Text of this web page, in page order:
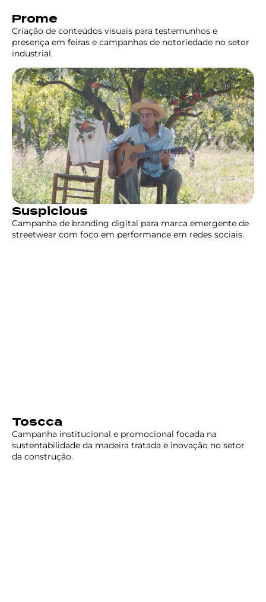
Prome
Criação de conteúdos visuais para testemunhos e
presença em feiras e campanhas de notoriedade no setor
industrial.
Suspicious
Campanha de branding digital para marca emergente de
streetwear com foco em performance em redes sociais.
Toscca
Campanha institucional e promocional focada na
sustentabilidade da madeira tratada e inovação no setor
da construção.